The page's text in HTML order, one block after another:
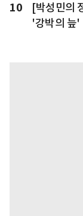
10
[박성민의
'강박의 늪'